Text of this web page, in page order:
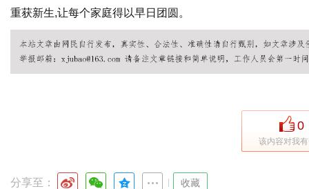
重获新生,让每个家庭得以早日团圆。
0
该内容对我
分享至： 收藏